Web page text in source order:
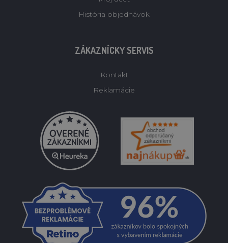
História objednávok
ZÁKAZNÍCKY SERVIS
Kontakt
Reklamácie